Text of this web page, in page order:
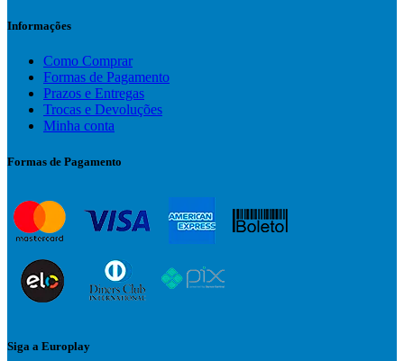
Informações
Como Comprar
Formas de Pagamento
Prazos e Entregas
Trocas e Devoluções
Minha conta
Formas de Pagamento
Siga a Europlay